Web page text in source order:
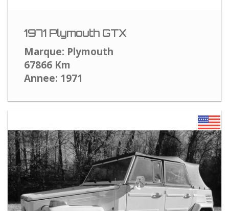
1971 Plymouth GTX
Marque: Plymouth
67866 Km
Annee: 1971